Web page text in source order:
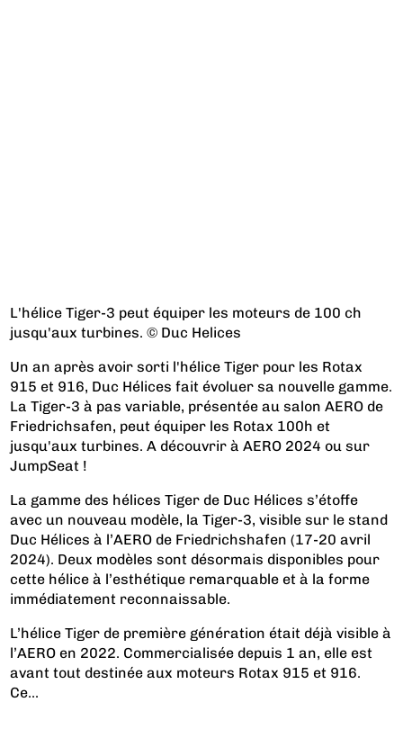
L'hélice Tiger-3 peut équiper les moteurs de 100 ch
jusqu'aux turbines. © Duc Helices
Un an après avoir sorti l'hélice Tiger pour les Rotax
915 et 916, Duc Hélices fait évoluer sa nouvelle gamme.
La Tiger-3 à pas variable, présentée au salon AERO de
Friedrichsafen, peut équiper les Rotax 100h et
jusqu'aux turbines. A découvrir à AERO 2024 ou sur
JumpSeat !
La gamme des hélices Tiger de Duc Hélices s’étoffe
avec un nouveau modèle, la Tiger-3, visible sur le stand
Duc Hélices à l’AERO de Friedrichshafen (17-20 avril
2024). Deux modèles sont désormais disponibles pour
cette hélice à l’esthétique remarquable et à la forme
immédiatement reconnaissable.
L’hélice Tiger de première génération était déjà visible à
l’AERO en 2022. Commercialisée depuis 1 an, elle est
avant tout destinée aux moteurs Rotax 915 et 916.
Ce...